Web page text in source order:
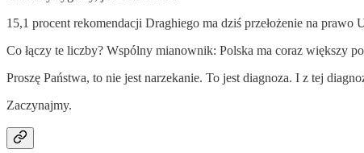
15,1 procent rekomendacji Draghiego ma dziś przełożenie na
Co łączy te liczby? Wspólny mianownik: Polska ma coraz większy
Proszę Państwa, to nie jest narzekanie. To jest diagnoza. I z tej
Zaczynajmy.